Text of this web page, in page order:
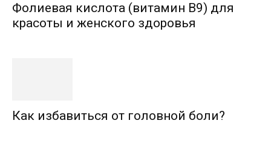
Фолиевая кислота (витамин В9) для
красоты и женского здоровья
Как избавиться от головной боли?